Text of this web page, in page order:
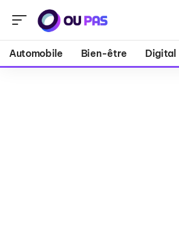
Automobile Bien-être Digital